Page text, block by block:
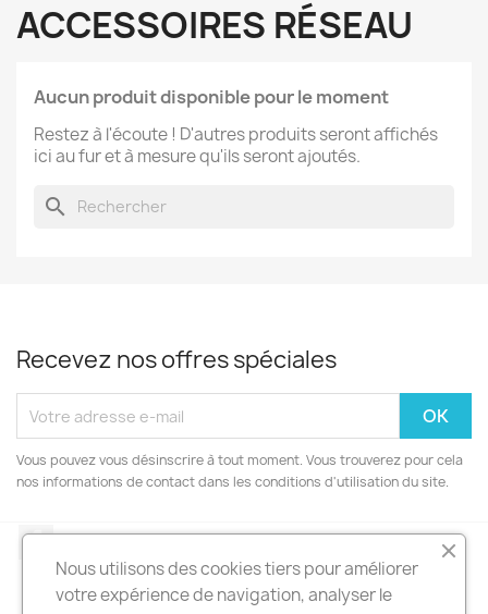
ACCESSOIRES RÉSEAU
Aucun produit disponible pour le moment
Restez à l'écoute ! D'autres produits seront affichés
ici au fur et à mesure qu'ils seront ajoutés.
search
Recevez nos offres spéciales
Vous pouvez vous désinscrire à tout moment. Vous trouverez pour cela
nos informations de contact dans les conditions d'utilisation du site.
Facebook
Nous utilisons des cookies tiers pour améliorer
votre expérience de navigation, analyser le